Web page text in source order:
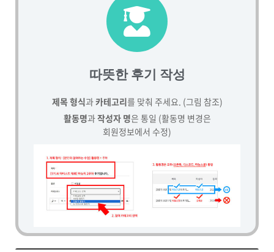
따뜻한 후기 작성
제목 형식과카테고리를 맞춰 주세요. (그림 참조)
활동명과작성자 명은 통일 (활동명 변경은
회원정보에서 수정)